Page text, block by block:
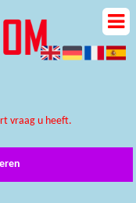
vraag u heeft.